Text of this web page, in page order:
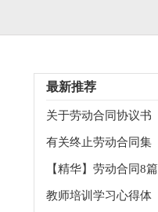
最新推荐
关于劳动合同协议书
范文六篇
有关终止劳动合同集
锦8篇
【精华】劳动合同8篇
教师培训学习心得体